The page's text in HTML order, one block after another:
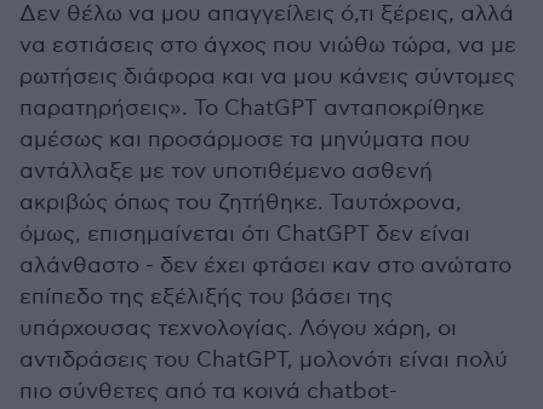
Δεν θέλω να μου απαγγείλεις ό,τι ξέρεις, αλλά
να εστιάσεις στο άγχος που νιώθω τώρα, να με
ρωτήσεις διάφορα και να μου κάνεις σύντομες
παρατηρήσεις». Το ChatGPT ανταποκρίθηκε
αμέσως και προσάρμοσε τα μηνύματα που
αντάλλαξε με τον υποτιθέμενο ασθενή
ακριβώς όπως του ζητήθηκε. Ταυτόχρονα,
όμως, επισημαίνεται ότι ChatGPT δεν είναι
αλάνθαστο - δεν έχει φτάσει καν στο ανώτατο
επίπεδο της εξέλιξής του βάσει της
υπάρχουσας τεχνολογίας. Λόγου χάρη, οι
αντιδράσεις του ChatGPT, μολονότι είναι πολύ
πιο σύνθετες από τα κοινά chatbot-